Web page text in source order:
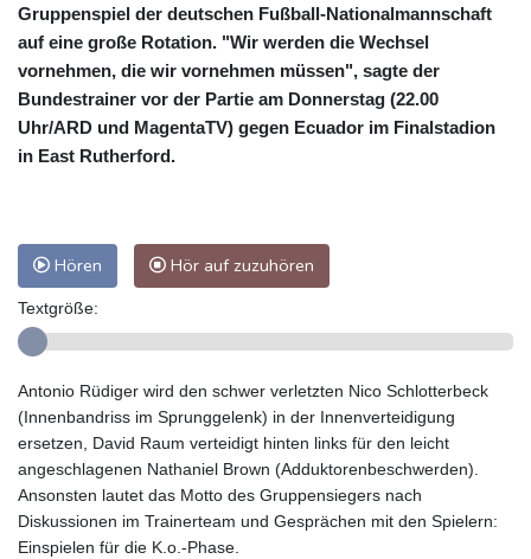
Gruppenspiel der deutschen Fußball-Nationalmannschaft
auf eine große Rotation. "Wir werden die Wechsel
vornehmen, die wir vornehmen müssen", sagte der
Bundestrainer vor der Partie am Donnerstag (22.00
Uhr/ARD und MagentaTV) gegen Ecuador im Finalstadion
in East Rutherford.
Hören Hör auf zuzuhören
Textgröße:
Antonio Rüdiger wird den schwer verletzten Nico Schlotterbeck
(Innenbandriss im Sprunggelenk) in der Innenverteidigung
ersetzen, David Raum verteidigt hinten links für den leicht
angeschlagenen Nathaniel Brown (Adduktorenbeschwerden).
Ansonsten lautet das Motto des Gruppensiegers nach
Diskussionen im Trainerteam und Gesprächen mit den Spielern:
Einspielen für die K.o.-Phase.